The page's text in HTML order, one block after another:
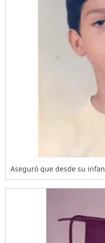
Aseguró que desde su